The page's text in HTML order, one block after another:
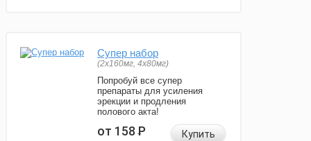
Супер набор
(2х160мг, 4х80мг)
Попробуй все супер
препараты для усиления
эрекции и продления
полового акта!
от 158Р Купить